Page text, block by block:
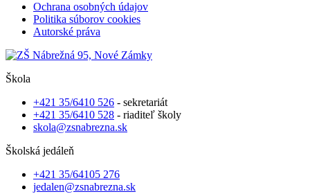
Ochrana osobných údajov
Politika súborov cookies
Autorské práva
Škola
+421 35/6410 526 - sekretariát
+421 35/6410 528 - riaditeľ školy
skola@zsnabrezna.sk
Školská jedáleň
+421 35/64105 276
jedalen@zsnabrezna.sk